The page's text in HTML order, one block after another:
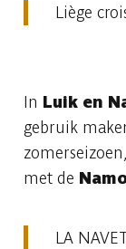
Liège
In Luik en
gebruik
met de
LA